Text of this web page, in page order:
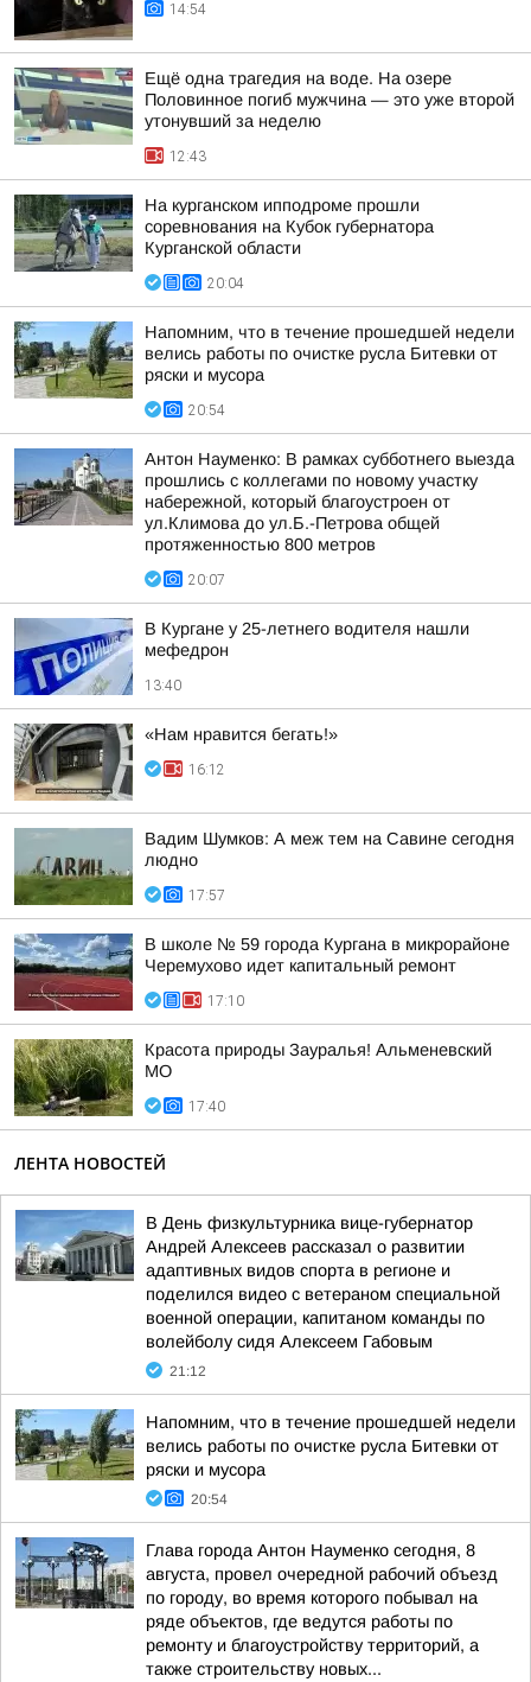
14:54
Ещё одна трагедия на воде. На озере
Половинное погиб мужчина — это уже второй
утонувший за неделю
12:43
На курганском ипподроме прошли
соревнования на Кубок губернатора
Курганской области
20:04
Напомним, что в течение прошедшей недели
велись работы по очистке русла Битевки от
ряски и мусора
20:54
Антон Науменко: В рамках субботнего выезда
прошлись с коллегами по новому участку
набережной, который благоустроен от
ул.Климова до ул.Б.-Петрова общей
протяженностью 800 метров
20:07
В Кургане у 25-летнего водителя нашли
мефедрон
13:40
«Нам нравится бегать!»
16:12
Вадим Шумков: А меж тем на Савине сегодня
людно
17:57
В школе № 59 города Кургана в микрорайоне
Черемухово идет капитальный ремонт
17:10
Красота природы Зауралья! Альменевский
МО
17:40
ЛЕНТА НОВОСТЕЙ
В День физкультурника вице-губернатор
Андрей Алексеев рассказал о развитии
адаптивных видов спорта в регионе и
поделился видео с ветераном специальной
военной операции, капитаном команды по
волейболу сидя Алексеем Габовым
21:12
Напомним, что в течение прошедшей недели
велись работы по очистке русла Битевки от
ряски и мусора
20:54
Глава города Антон Науменко сегодня, 8
августа, провел очередной рабочий объезд
по городу, во время которого побывал на
ряде объектов, где ведутся работы по
ремонту и благоустройству территорий, а
также строительству новых...